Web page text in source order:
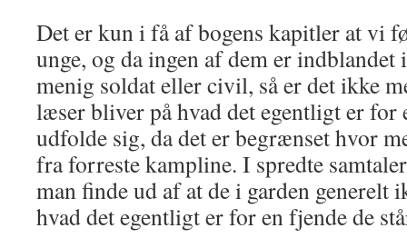
Det er kun i få af bogens kapitler at vi
unge, og da ingen af dem er indblandet
menig soldat eller civil, så er det ikke
læser bliver på hvad det egentligt er for
udfolde sig, da det er begrænset hvor
fra forreste kampline. I spredte
man finde ud af at de i garden generelt
hvad det egentligt er for en fjende de